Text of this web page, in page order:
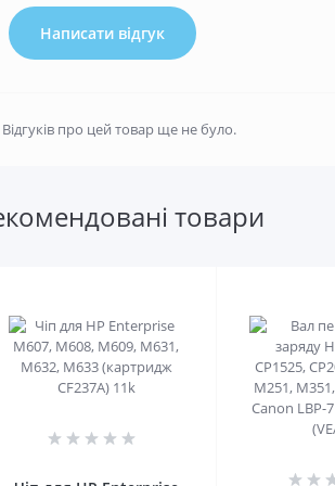
Написати відгук
Відгуків про цей товар ще не було.
товари